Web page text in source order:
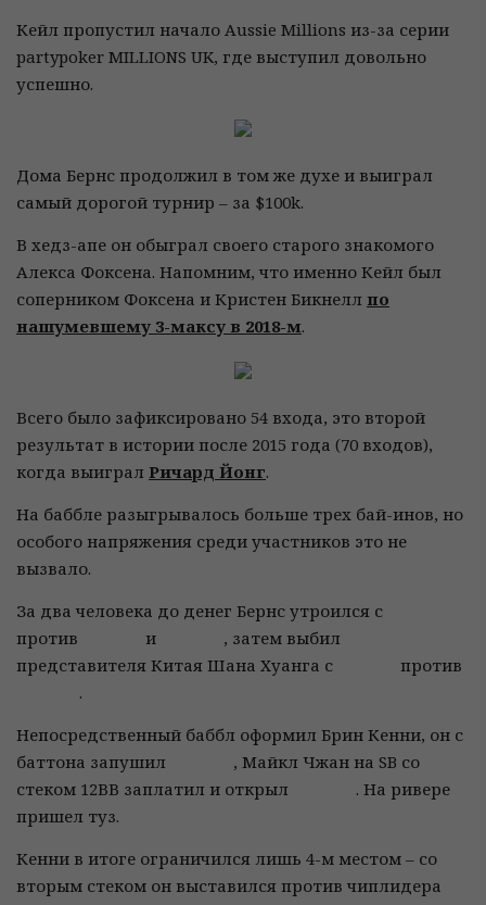
Кейл пропустил начало Aussie Millions из-за серии
partypoker MILLIONS UK, где выступил довольно
успешно.
Дома Бернс продолжил в том же духе и выиграл
самый дорогой турнир – за $100k.
В хедз-апе он обыграл своего старого знакомого
Алекса Фоксена. Напомним, что именно Кейл был
соперником Фоксена и Кристен Бикнелл по
нашумевшему 3-максу в 2018-м.
Всего было зафиксировано 54 входа, это второй
результат в истории после 2015 года (70 входов),
когда выиграл Ричард Йонг.
На баббле разыгрывалось больше трех бай-инов, но
особого напряжения среди участников это не
вызвало.
За два человека до денег Бернс утроился с
против
и
, затем выбил
представителя Китая Шана Хуанга с
против
.
Непосредственный баббл оформил Брин Кенни, он с
баттона запушил
, Майкл Чжан на SB со
стеком 12ВВ заплатил и открыл
. На ривере
пришел туз.
Кенни в итоге ограничился лишь 4-м местом – со
вторым стеком он выставился против чиплидера